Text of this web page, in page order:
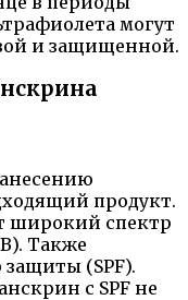
могут
и защищенной.
продукт.
широкий спектр
Также
(SPF).
с SPF не